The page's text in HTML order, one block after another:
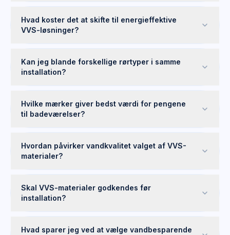
Hvad koster det at skifte til energieffektive
VVS-løsninger?
Kan jeg blande forskellige rørtyper i samme
installation?
Hvilke mærker giver bedst værdi for pengene
til badeværelser?
Hvordan påvirker vandkvalitet valget af VVS-
materialer?
Skal VVS-materialer godkendes før
installation?
Hvad sparer jeg ved at vælge vandbesparende